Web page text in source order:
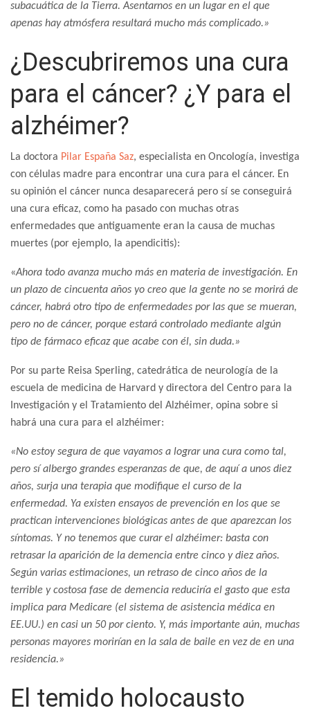
subacuática de la Tierra. Asentarnos en un lugar en el que
apenas hay atmósfera resultará mucho más complicado.»
¿Descubriremos una cura
para el cáncer? ¿Y para el
alzhéimer?
La doctora Pilar España Saz, especialista en Oncología, investiga
con células madre para encontrar una cura para el cáncer. En
su opinión el cáncer nunca desaparecerá pero sí se conseguirá
una cura eficaz, como ha pasado con muchas otras
enfermedades que antiguamente eran la causa de muchas
muertes (por ejemplo, la apendicitis):
«Ahora todo avanza mucho más en materia de investigación. En
un plazo de cincuenta años yo creo que la gente no se morirá de
cáncer, habrá otro tipo de enfermedades por las que se mueran,
pero no de cáncer, porque estará controlado mediante algún
tipo de fármaco eficaz que acabe con él, sin duda.»
Por su parte Reisa Sperling, catedrática de neurología de la
escuela de medicina de Harvard y directora del Centro para la
Investigación y el Tratamiento del Alzhéimer, opina sobre si
habrá una cura para el alzhéimer:
«No estoy segura de que vayamos a lograr una cura como tal,
pero sí albergo grandes esperanzas de que, de aquí a unos diez
años, surja una terapia que modifique el curso de la
enfermedad. Ya existen ensayos de prevención en los que se
practican intervenciones biológicas antes de que aparezcan los
síntomas. Y no tenemos que curar el alzhéimer: basta con
retrasar la aparición de la demencia entre cinco y diez años.
Según varias estimaciones, un retraso de cinco años de la
terrible y costosa fase de demencia reduciría el gasto que esta
implica para Medicare (el sistema de asistencia médica en
EE.UU.) en casi un 50 por ciento. Y, más importante aún, muchas
personas mayores morirían en la sala de baile en vez de en una
residencia.»
El temido holocausto